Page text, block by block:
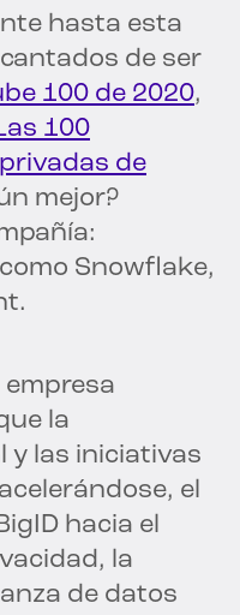
hasta esta
de ser
100 de 2020,
100
de
mejor?
Snowflake,
la
las iniciativas
el
hacia el
la
de datos